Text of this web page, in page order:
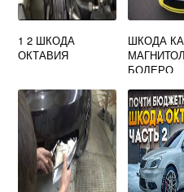
1 2 ШКОДА
ОКТАВИЯ
ШКОДА
БОЛЕРО